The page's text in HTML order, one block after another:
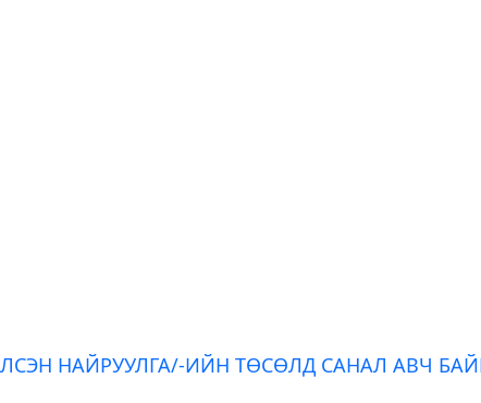
НАЙРУУЛГА/-ИЙН ТӨСӨЛД САНАЛ АВЧ